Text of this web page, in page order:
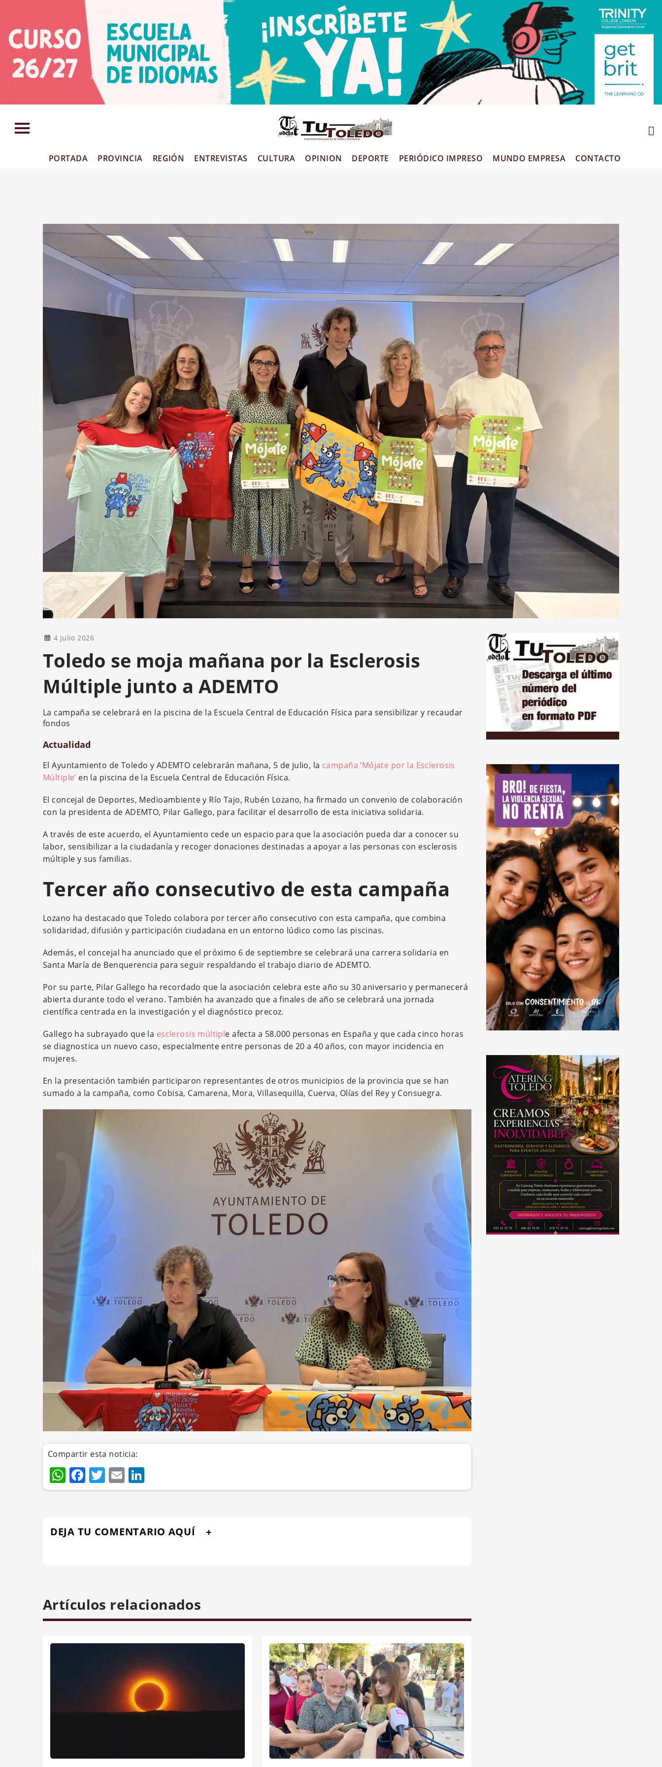
PORTADA PROVINCIA REGIÓN ENTREVISTAS CULTURA OPINION DEPORTE PERIÓDICO IMPRESO MUNDO EMPRESA CONTACTO
4 julio 2026
Toledo se moja mañana por la Esclerosis
Múltiple junto a ADEMTO
La campaña se celebrará en la piscina de la Escuela Central de Educación Física para sensibilizar y recaudar
fondos
Actualidad
El Ayuntamiento de Toledo y ADEMTO celebrarán mañana, 5 de julio, la campaña ‘Mójate por la Esclerosis
Múltiple’ en la piscina de la Escuela Central de Educación Física.
El concejal de Deportes, Medioambiente y Río Tajo, Rubén Lozano, ha firmado un convenio de colaboración
con la presidenta de ADEMTO, Pilar Gallego, para facilitar el desarrollo de esta iniciativa solidaria.
A través de este acuerdo, el Ayuntamiento cede un espacio para que la asociación pueda dar a conocer su
labor, sensibilizar a la ciudadanía y recoger donaciones destinadas a apoyar a las personas con esclerosis
múltiple y sus familias.
Tercer año consecutivo de esta campaña
Lozano ha destacado que Toledo colabora por tercer año consecutivo con esta campaña, que combina
solidaridad, difusión y participación ciudadana en un entorno lúdico como las piscinas.
Además, el concejal ha anunciado que el próximo 6 de septiembre se celebrará una carrera solidaria en
Santa María de Benquerencia para seguir respaldando el trabajo diario de ADEMTO.
Por su parte, Pilar Gallego ha recordado que la asociación celebra este año su 30 aniversario y permanecerá
abierta durante todo el verano. También ha avanzado que a finales de año se celebrará una jornada
científica centrada en la investigación y el diagnóstico precoz.
Gallego ha subrayado que la esclerosis múltiple afecta a 58.000 personas en España y que cada cinco horas
se diagnostica un nuevo caso, especialmente entre personas de 20 a 40 años, con mayor incidencia en
mujeres.
En la presentación también participaron representantes de otros municipios de la provincia que se han
sumado a la campaña, como Cobisa, Camarena, Mora, Villasequilla, Cuerva, Olías del Rey y Consuegra.
Compartir esta noticia:
WhatsApp
Facebook
Twitter
Email
DEJA TU COMENTARIO AQUÍ
Artículos relacionados